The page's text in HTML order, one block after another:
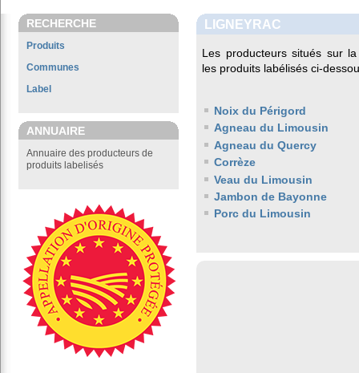
RECHERCHE
Produits
Communes
Label
ANNUAIRE
Annuaire des producteurs de
produits labelisés
LIGNEYRAC
Les producteurs situés sur
les produits labélisés ci-
Noix du Périgord
Agneau du Limousin
Agneau du Quercy
Corrèze
Veau du Limousin
Jambon de Bayonne
Porc du Limousin